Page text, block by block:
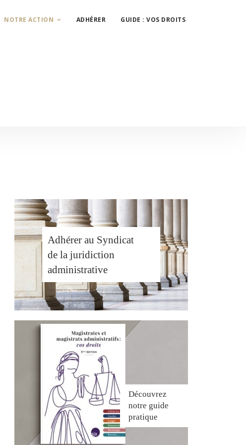
NOTRE ACTION ADHÉRER GUIDE : VOS DROITS
Adhérer au Syndicat
de la juridiction
administrative
Découvrez
notre guide
pratique